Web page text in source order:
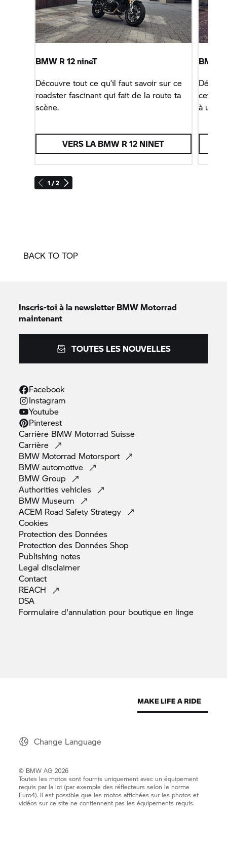
1 / 2
BMW R 12 nineT
Découvre tout ce qu’il faut savoir sur ce
roadster fascinant qui fait de la route ta
scène.
VERS LA BMW R 12 NINET
BMW
cette
à une
BACK TO TOP
Inscris-toi à la newsletterBMW Motorrad
maintenant
TOUTES LES NOUVELLES
Facebook
Instagram
Youtube
Pinterest
Carrière BMW Motorrad Suisse
Carrière
BMW Motorrad Motorsport
BMWautomotive
BMWGroup
Authoritiesvehicles
BMW Museum
ACEM Road SafetyStrategy
Cookies
Protection des Données
Protection des DonnéesShop
Publishing notes
Legaldisclaimer
Contact
REACH
DSA
Formulaire d'annulation pour boutique en linge
Change Language
© BMW AG 2026
Toutes les motos sont fournis uniquement avec un équipement
requis par la loi (par exemple des réflecteurs selon le norme
Euro4). Il est possible que les motos affichées sur les photos et
vidéos sur ce site ne contiennent pas les équipements requis.